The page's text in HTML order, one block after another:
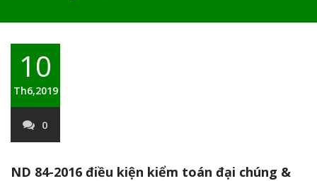
10
Th6,2019
0
ND 84-2016 điều kiện kiểm toán đại chúng &